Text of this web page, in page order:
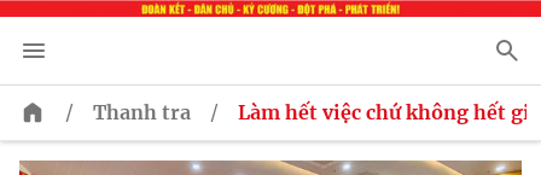
/ Thanh tra / Làm hết việc chứ không hết giờ